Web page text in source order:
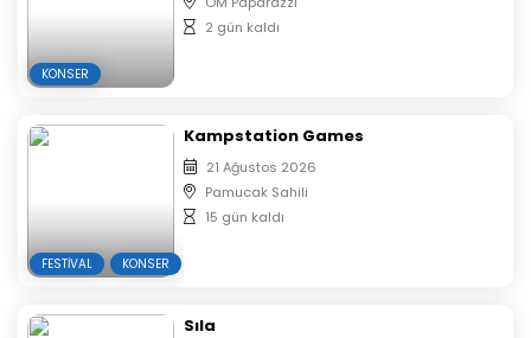
KONSER
2 gün kaldı
FESTIVAL KONSER
Kampstation Games
21 Ağustos 2026
Pamucak Sahili
15 gün kaldı
Sıla